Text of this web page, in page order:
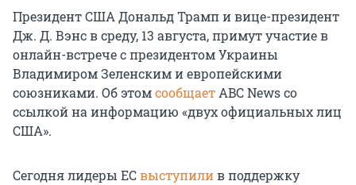
Президент США Дональд Трамп и вице-президент
Дж. Д. Вэнс в среду, 13 августа, примут участие в
онлайн-встрече с президентом Украины
Владимиром Зеленским и европейскими
союзниками. Об этомсообщает ABC News со
ссылкой на информацию «двух официальных лиц
США».
Сегодня лидеры ЕСвыступилив поддержку